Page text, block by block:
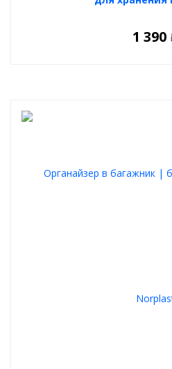
Простые и надежные крепления
1 390